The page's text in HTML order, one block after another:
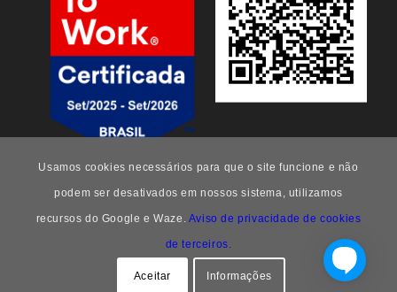
Enfold Theme by Kriesi
Usamos cookies necessários para que o site funcione e não
podem ser desativados em nossos sistema, utilizamos
recursos do Google e Waze. Aviso de privacidade de cookies
de terceiros.
Aceitar Informações